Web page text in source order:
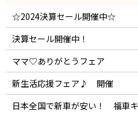
☆2024決算セール開催中☆
決算セール開催中！
ママ♡ありがとうフェア
新生活応援フェア♪ 開催
日本全国で新車が安い！ 福車